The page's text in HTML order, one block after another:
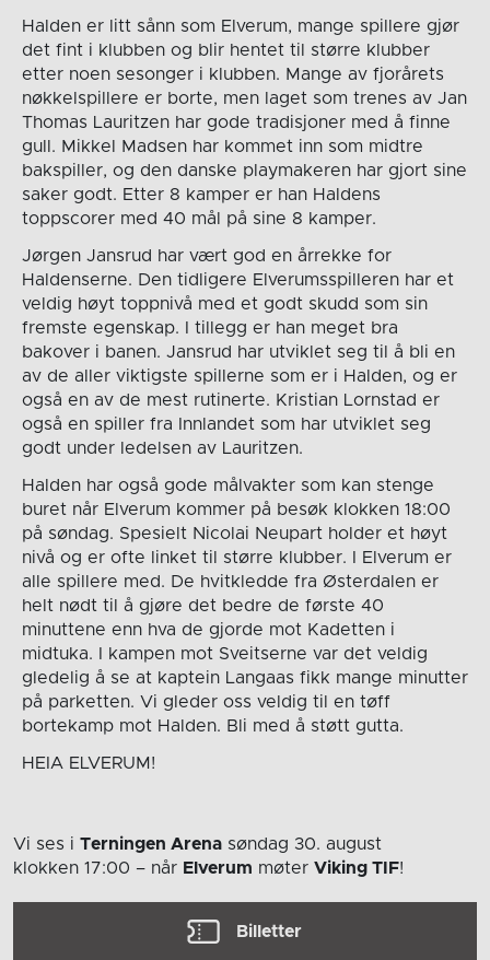
Halden er litt sånn som Elverum, mange spillere gjør
det fint i klubben og blir hentet til større klubber
etter noen sesonger i klubben. Mange av fjorårets
nøkkelspillere er borte, men laget som trenes av Jan
Thomas Lauritzen har gode tradisjoner med å finne
gull. Mikkel Madsen har kommet inn som midtre
bakspiller, og den danske playmakeren har gjort sine
saker godt. Etter 8 kamper er han Haldens
toppscorer med 40 mål på sine 8 kamper.
Jørgen Jansrud har vært god en årrekke for
Haldenserne. Den tidligere Elverumsspilleren har et
veldig høyt toppnivå med et godt skudd som sin
fremste egenskap. I tillegg er han meget bra
bakover i banen. Jansrud har utviklet seg til å bli en
av de aller viktigste spillerne som er i Halden, og er
også en av de mest rutinerte. Kristian Lornstad er
også en spiller fra Innlandet som har utviklet seg
godt under ledelsen av Lauritzen.
Halden har også gode målvakter som kan stenge
buret når Elverum kommer på besøk klokken 18:00
på søndag. Spesielt Nicolai Neupart holder et høyt
nivå og er ofte linket til større klubber. I Elverum er
alle spillere med. De hvitkledde fra Østerdalen er
helt nødt til å gjøre det bedre de første 40
minuttene enn hva de gjorde mot Kadetten i
midtuka. I kampen mot Sveitserne var det veldig
gledelig å se at kaptein Langaas fikk mange minutter
på parketten. Vi gleder oss veldig til en tøff
bortekamp mot Halden. Bli med å støtt gutta.
HEIA ELVERUM!
Vi ses i Terningen Arena søndag 30. august
klokken 17:00 – når Elverum møter Viking TIF!
Billetter